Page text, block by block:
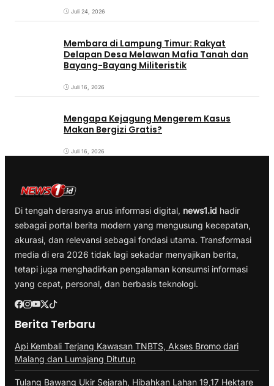
Juli 24, 2026
Membara di Lampung Timur: Rakyat
Delapan Desa Melawan Mafia Tanah dan
Bayang-Bayang Militeristik
Juli 16, 2026
Mengapa Kejagung Mengerem Kasus
Makan Bergizi Gratis?
Juli 16, 2026
Di tengah derasnya arus informasi digital, news1.id hadir
sebagai portal berita modern yang mengusung kecepatan,
akurasi, dan relevansi sebagai fondasi utama. Transformasi
media di era 2026 tidak lagi sekadar menyajikan berita,
tetapi juga menghadirkan pengalaman konsumsi informasi
yang cepat, personal, dan berbasis teknologi.
Berita Terbaru
Api Kembali Terjang Kawasan TNBTS, Akses Bromo dari
Malang dan Lumajang Ditutup
Tulang Bawang Ukir Sejarah, Hibahkan Lahan 19,17 Hektare